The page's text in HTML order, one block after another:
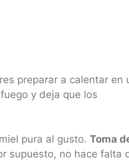
preparar a calentar en
y deja que los
pura al gusto. Toma
supuesto, no hace falta